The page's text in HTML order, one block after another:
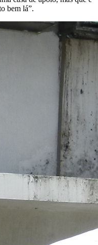
bem lá”.